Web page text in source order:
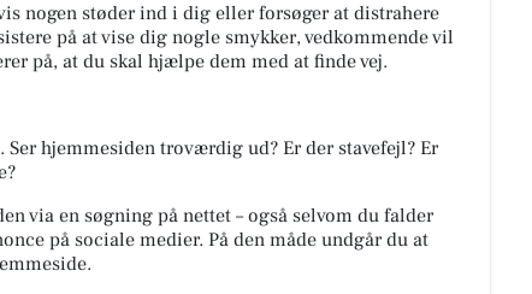
nogen støder ind i dig eller forsøger at distrahere
på at vise dig nogle smykker, vedkommende vil
på, at du skal hjælpe dem med at finde vej.
hjemmesiden troværdig ud? Er der stavefejl? Er
via en søgning på nettet – også selvom du falder
på sociale medier. På den måde undgår du at